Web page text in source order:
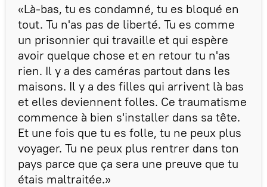
«Là-bas, tu es condamné, tu es bloqué en
tout. Tu n'as pas de liberté. Tu es comme
un prisonnier qui travaille et qui espère
avoir quelque chose et en retour tu n'as
rien. Il y a des caméras partout dans les
maisons. Il y a des filles qui arrivent là bas
et elles deviennent folles. Ce traumatisme
commence à bien s'installer dans sa tête.
Et une fois que tu es folle, tu ne peux plus
voyager. Tu ne peux plus rentrer dans ton
pays parce que ça sera une preuve que tu
étais maltraitée.»